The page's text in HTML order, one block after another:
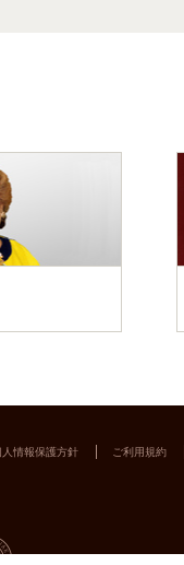
人情報保護方針 ご利用規約